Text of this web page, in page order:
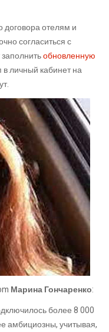
отелям и
согласиться с
обновленную
в личный кабинет на
Марина Гончаренко:
более 8 000
амбициозны, учитывая,